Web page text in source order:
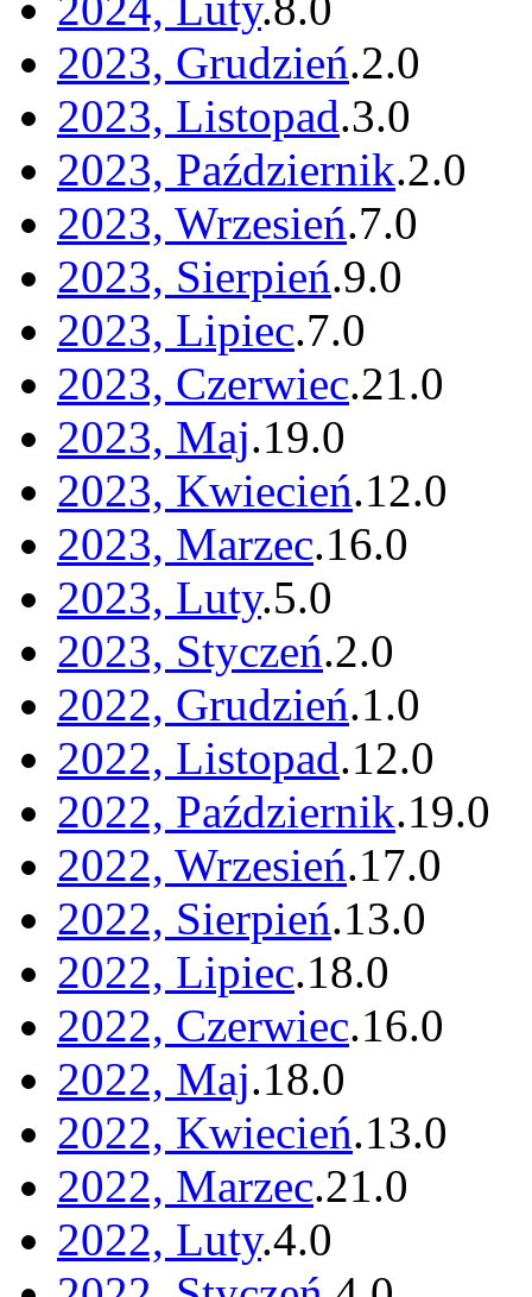
2023, Grudzień.2.0
2023, Listopad.3.0
2023, Październik.2.0
2023, Wrzesień.7.0
2023, Sierpień.9.0
2023, Lipiec.7.0
2023, Czerwiec.21.0
2023, Maj.19.0
2023, Kwiecień.12.0
2023, Marzec.16.0
2023, Luty.5.0
2023, Styczeń.2.0
2022, Grudzień.1.0
2022, Listopad.12.0
2022, Październik.19.0
2022, Wrzesień.17.0
2022, Sierpień.13.0
2022, Lipiec.18.0
2022, Czerwiec.16.0
2022, Maj.18.0
2022, Kwiecień.13.0
2022, Marzec.21.0
2022, Luty.4.0